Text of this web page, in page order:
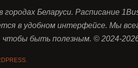
Беларуси. Расписание
в удобном интерфейсе. Мы
быть полезным. © 2024-